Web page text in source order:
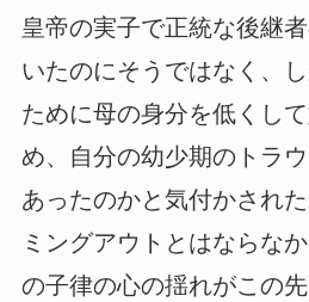
皇帝の実子で正統な後継
いたのにそうではなく、
ために母の身分を低くし
め、自分の幼少期のトラ
あったのかと気付かされ
ミングアウトとはならな
の子律の心の揺れがこの